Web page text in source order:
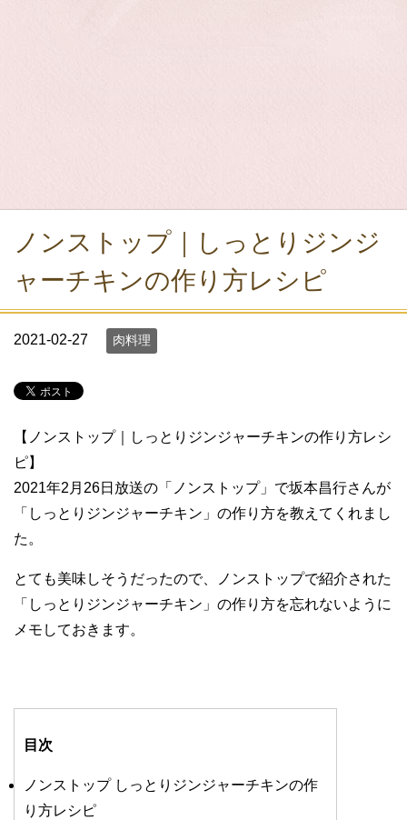
ノンストップ｜しっとりジンジ
ャーチキンの作り方レシピ
2021-02-27 肉料理
【ノンストップ｜しっとりジンジャーチキンの作り方レシ
ピ】
2021年2月26日放送の「ノンストップ」で坂本昌行さんが
「しっとりジンジャーチキン」の作り方を教えてくれまし
た。
とても美味しそうだったので、ノンストップで紹介された
「しっとりジンジャーチキン」の作り方を忘れないように
メモしておきます。
目次
ノンストップ しっとりジンジャーチキンの作
り方レシピ